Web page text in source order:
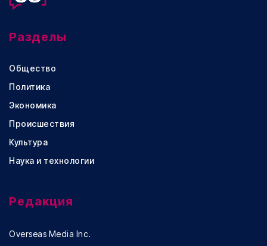
Разделы
Общество
Политика
Экономика
Происшествия
Культура
Наука и технологии
Редакция
Overseas Media Inc.